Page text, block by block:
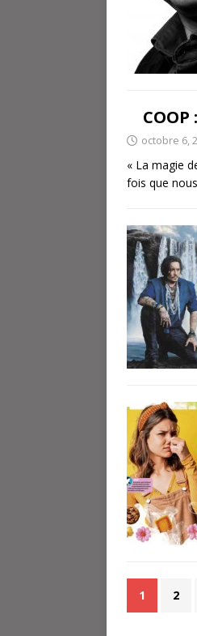
octobre 6,
« La magie
fois que
1 2